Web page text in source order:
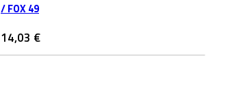
/ FOX 49
14,03 €